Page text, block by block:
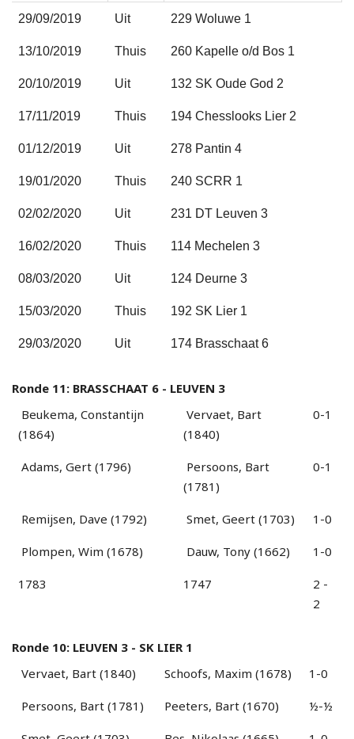
29/09/2019 Uit 229 Woluwe 1
13/10/2019 Thuis 260 Kapelle o/d Bos 1
20/10/2019 Uit 132 SK Oude God 2
17/11/2019 Thuis 194 Chesslooks Lier 2
01/12/2019 Uit 278 Pantin 4
19/01/2020 Thuis 240 SCRR 1
02/02/2020 Uit 231 DT Leuven 3
16/02/2020 Thuis 114 Mechelen 3
08/03/2020 Uit 124 Deurne 3
15/03/2020 Thuis 192 SK Lier 1
29/03/2020 Uit 174 Brasschaat 6
Ronde 11: BRASSCHAAT 6 - LEUVEN 3
1783 1747
2 -
2
Beukema, Constantijn
(1864)
Vervaet, Bart
(1840)
0-1
Adams, Gert (1796)
Persoons, Bart
(1781)
0-1
Remijsen, Dave (1792) Smet, Geert (1703) 1-0
Plompen, Wim (1678) Dauw, Tony (1662) 1-0
Ronde 10: LEUVEN 3 - SK LIER 1
Vervaet, Bart (1840)
Schoofs, Maxim (1678) 1-0
Persoons, Bart (1781) Peeters, Bart (1670) ½-½